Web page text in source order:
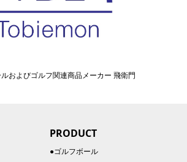
およびゴルフ関連商品メーカー 飛衛門
PRODUCT
●ゴルフボール